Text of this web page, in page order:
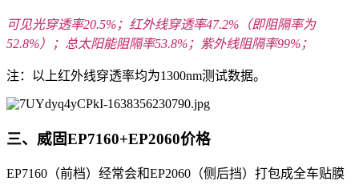
可见光穿透率20.5%；红外线穿透率47.2% （即阻隔率为
52.8%）
；总太阳能阻隔率53.8%；紫外线阻隔率99%；
注：以上红外线穿透率均为1300nm测试数据。
三、威固EP7160+EP2060价格
EP7160（前档）经常会和EP2060（侧后挡）打包成全车贴膜